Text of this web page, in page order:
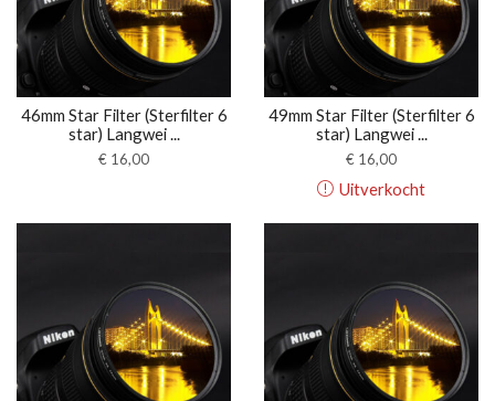
46mm Star Filter (Sterfilter 6
star) Langwei ...
€ 16,00
49mm Star Filter (Sterfilter 6
star) Langwei ...
€ 16,00
Uitverkocht